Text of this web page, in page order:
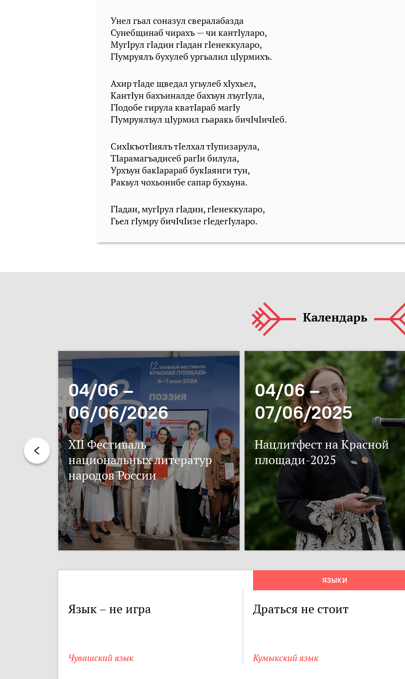
Унел гьал соназул свералабазда
Сунебщинаб чирахъ — чи кантIуларо,
МугIрул гIадин гIадан гIенеккуларо,
ГIумруялъ бухулеб ургьалил цIурмихъ.
Ахир тIаде щведал угьулеб хIухьел,
КантIун бахъиналде бахъун лъугIула,
ГIодобе гирула кватIараб магIу
ГIумруялъул цIурмил гьаракь бичIчIичIеб.
СихIкъотIиялъ тIелхал тIупизарула,
ТIарамагъадисеб рагIи билула,
Урхъун бакIарараб букIаянги тун,
Ракьул чохьонибе сапар бухьуна.
ГIадан, мугIрул гIадин, гIенеккуларо,
Гьел гIумру бичIчIизе гIедегIуларо.
Календарь
04/06 –
06/06/2026
XII Фестиваль
национальных литератур
народов России
04/06 –
07/06/2025
Нацлитфест на Красной
площади-2025
ЯЗЫКИ
Язык – не игра
Чувашский язык
Драться не стоит
Кумыкский язык